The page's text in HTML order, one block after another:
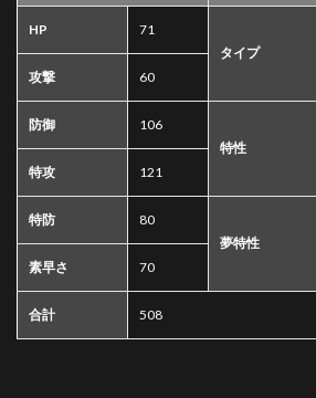
3
技
4
物
5
HP
71
タイプ
攻撃 60
防御
106
特性
特攻 121
特防
80
夢特性
素早さ 70
合計 508